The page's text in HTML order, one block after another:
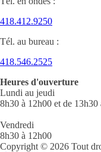
418.412.9250
Tél. au bureau :
418.546.2525
Heures d'ouverture
Lundi au jeudi
8h30 à 12h00 et de 13h30
Vendredi
8h30 à 12h00
Copyright © 2026 Tout